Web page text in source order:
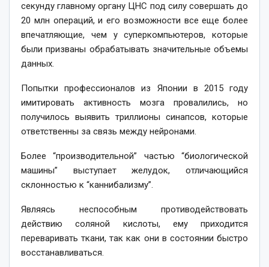
секунду главному органу ЦНС под силу совершать до
20 млн операций, и его возможности все еще более
впечатляющие, чем у суперкомпьютеров, которые
были призваны обрабатывать значительные объемы
данных.
Попытки профессионалов из Японии в 2015 году
имитировать активность мозга провалились, но
получилось выявить триллионы синапсов, которые
ответственны за связь между нейронами.
Более “производительной” частью “биологической
машины” выступает желудок, отличающийся
склонностью к “каннибализму”.
Являясь неспособным противодействовать
действию соляной кислоты, ему приходится
переваривать ткани, так как они в состоянии быстро
восстанавливаться.